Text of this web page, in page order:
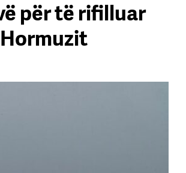
për të rifilluar